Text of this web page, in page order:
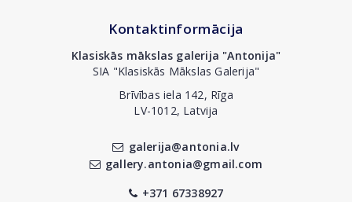
Kontaktinformācija
Klasiskās mākslas galerija "Antonija"
SIA "Klasiskās Mākslas Galerija"
Brīvības iela 142, Rīga
LV-1012, Latvija
galerija@antonia.lv
gallery.antonia@gmail.com
+371 67338927